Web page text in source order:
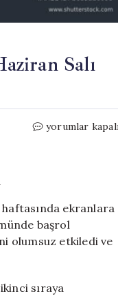
Salı
Başrol
Haziran
Salı
Reyting
yorumlar
ekranlara
başrol
olumsuz etkiledi ve
sıraya